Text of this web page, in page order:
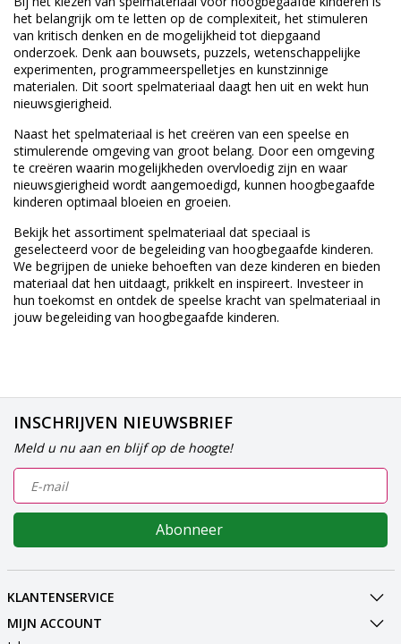
het belangrijk om te letten op de complexiteit, het stimuleren
van kritisch denken en de mogelijkheid tot diepgaand
onderzoek. Denk aan bouwsets, puzzels, wetenschappelijke
experimenten, programmeerspelletjes en kunstzinnige
materialen. Dit soort spelmateriaal daagt hen uit en wekt hun
nieuwsgierigheid.
Naast het spelmateriaal is het creëren van een speelse en
stimulerende omgeving van groot belang. Door een omgeving
te creëren waarin mogelijkheden overvloedig zijn en waar
nieuwsgierigheid wordt aangemoedigd, kunnen hoogbegaafde
kinderen optimaal bloeien en groeien.
Bekijk het assortiment spelmateriaal dat speciaal is
geselecteerd voor de begeleiding van hoogbegaafde kinderen.
We begrijpen de unieke behoeften van deze kinderen en bieden
materiaal dat hen uitdaagt, prikkelt en inspireert. Investeer in
hun toekomst en ontdek de speelse kracht van spelmateriaal in
jouw begeleiding van hoogbegaafde kinderen.
INSCHRIJVEN NIEUWSBRIEF
Meld u nu aan en blijf op de hoogte!
Abonneer
KLANTENSERVICE
MIJN ACCOUNT